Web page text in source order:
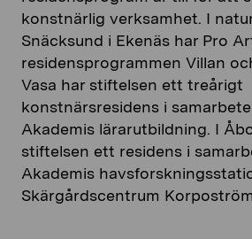
konstnärlig verksamhet. I
Snäcksund i Ekenäs har Pro
residensprogrammen Villan
Vasa har stiftelsen ett treårigt
konstnärsresidens i
Akademis lärarutbildning. I
stiftelsen ett residens i
Akademis
Skärgårdscentrum